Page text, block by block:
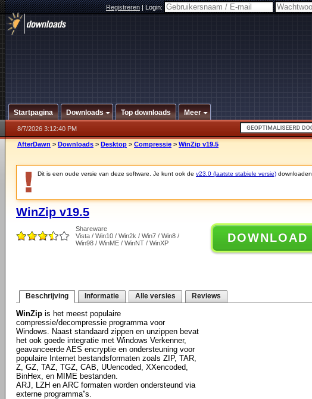
Registreren|Login:
Startpagina Downloads Top downloads Meer
8/7/2026 3:12:40 PM
AfterDawn > Downloads > Desktop > Compressie > WinZip v19.5
Dit is een oude versie van deze software. Je kunt ook de v23.0 (laatste stabiele versie) downloaden.
WinZip v19.5
Shareware
Vista / Win10 / Win2k / Win7 / Win8 /
Win98 / WinME / WinNT / WinXP
DOWNLOAD
Beschrijving Informatie Alle versies Reviews
WinZip is het meest populaire
compressie/decompressie programma voor
Windows. Naast standaard zippen en unzippen bevat
het ook goede integratie met Windows Verkenner,
geavanceerde AES encryptie en ondersteuning voor
populaire Internet bestandsformaten zoals ZIP, TAR,
Z, GZ, TAZ, TGZ, CAB, UUencoded, XXencoded,
BinHex, en MIME bestanden.
ARJ, LZH en ARC formaten worden ondersteund via
externe programma''s.